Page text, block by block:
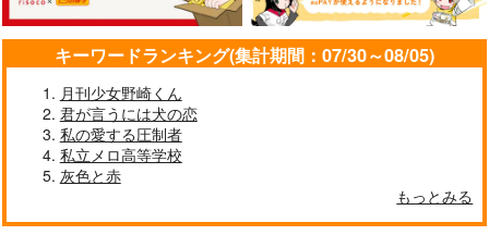
キーワードランキング(集計期間：07/30～08/05)
月刊少女野崎くん
君が言うには犬の恋
私の愛する圧制者
私立メロ高等学校
灰色と赤
もっとみる